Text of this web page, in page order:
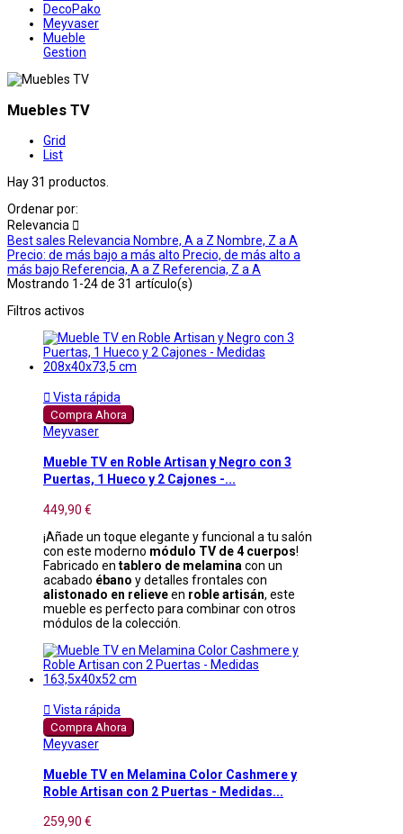
DecoPako
Meyvaser
Mueble
Gestion
Muebles TV
Grid
List
Hay 31 productos.
Ordenar por:
Relevancia 
Best sales Relevancia Nombre, A a Z Nombre, Z a A
Precio: de más bajo a más alto Precio, de más alto a
más bajo Referencia, A a Z Referencia, Z a A
Mostrando 1-24 de 31 artículo(s)
Filtros activos
 Vista rápida
Compra Ahora
Meyvaser
Mueble TV en Roble Artisan y Negro con 3
Puertas, 1 Hueco y 2 Cajones -...
449,90 €
¡Añade un toque elegante y funcional a tu salón
con este moderno módulo TV de 4 cuerpos!
Fabricado en tablero de melamina con un
acabado ébano y detalles frontales con
alistonado en relieveen roble artisán, este
mueble es perfecto para combinar con otros
módulos de la colección.
 Vista rápida
Compra Ahora
Meyvaser
Mueble TV en Melamina Color Cashmere y
Roble Artisan con 2 Puertas - Medidas...
259,90 €